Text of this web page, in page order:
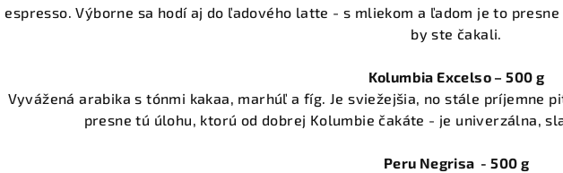
espresso. Výborne sa hodí aj do ľadového latte - s mliekom a ľadom je to
by ste čakali.
Kolumbia Excelso – 500 g
Vyvážená arabika s tónmi kakaa, marhúľ a fíg. Je sviežejšia, no stále príjemne
presne tú úlohu, ktorú od dobrej Kolumbie čakáte - je univerzálna,
Peru Negrisa - 500 g